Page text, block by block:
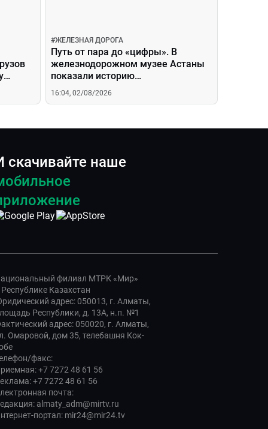
#ЖЕЛЕЗНАЯ ДОРОГА
Путь от пара до «цифры». В
железнодорожном музее Астаны
показали историю
локомотивостроения
16:04, 02/08/2026
скачивайте наше
филиал МТРК «Мир»
Республике Казахстан
адрес: 050013, г. Алматы,
Республики, д. 13А, н.п. №1
адрес: 050020, г. Алматы,
Омаровой, дом 35, телебашня Кок-
факс:
+7 7272 48 61 56
+7 7272 48 61 56
почта:
almaty_adm@mirtv.ru
портал: mir24@mir24.tv